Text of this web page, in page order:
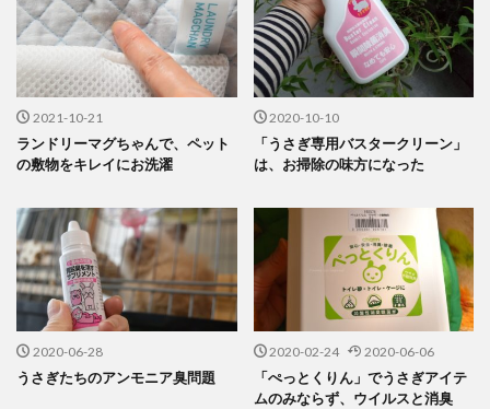
2021-10-21
ランドリーマグちゃんで、ペット
の敷物をキレイにお洗濯
2020-10-10
「うさぎ専用バスタークリーン」
は、お掃除の味方になった
2020-06-28
うさぎたちのアンモニア臭問題
2020-02-24 2020-06-06
「ぺっとくりん」でうさぎアイテ
ムのみならず、ウイルスと消臭